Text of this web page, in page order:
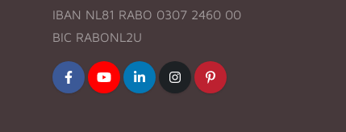
IBAN NL81 RABO 0307 2460 00
BIC RABONL2U